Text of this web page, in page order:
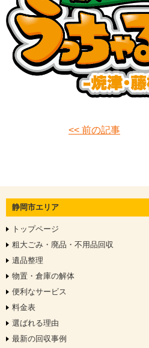
<< 前の記事
静岡市エリア
トップページ
粗大ごみ・廃品・不用品回収
遺品整理
物置・倉庫の解体
便利なサービス
料金表
選ばれる理由
最新の回収事例